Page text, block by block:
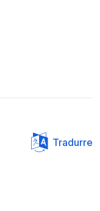
Tradurre